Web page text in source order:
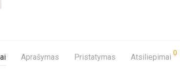
Aprašymas Pristatymas Atsiliepimai 0